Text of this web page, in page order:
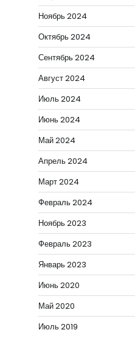
Ноябрь 2024
Октябрь 2024
Сентябрь 2024
Август 2024
Июль 2024
Июнь 2024
Май 2024
Апрель 2024
Март 2024
Февраль 2024
Ноябрь 2023
Февраль 2023
Январь 2023
Июнь 2020
Май 2020
Июль 2019